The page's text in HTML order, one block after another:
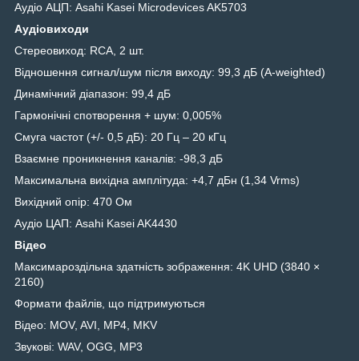
Аудіо АЦП: Asahi Kasei Microdevices AK5703
Аудіовиходи
Стереовиход: RCA, 2 шт.
Відношення сигнал/шум після виходу: 99,3 дБ (A-weighted)
Динамічний діапазон: 99,4 дБ
Гармонічні спотворення + шум: 0,005%
Смуга частот (+/- 0,5 дБ): 20 Гц – 20 кГц
Взаємне проникнення каналів: -98,3 дБ
Максимальна вихідна амплітуда: +4,7 дБн (1,34 Vrms)
Вихідний опір: 470 Ом
Аудіо ЦАП: Asahi Kasei AK4430
Відео
Максимароздільна здатність зображення: 4K UHD (3840 ×
2160)
Формати файлів, що підтримуються
Відео: MOV, AVI, MP4, MKV
Звукові: WAV, OGG, MP3